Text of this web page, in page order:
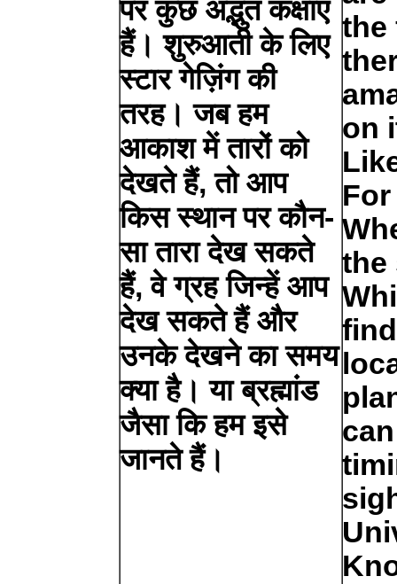
पर कुछ अद्भुत कक्षाएं
हैं। शुरुआती के लिए
स्टार गेज़िंग की
तरह। जब हम
आकाश में तारों को
देखते हैं, तो आप
किस स्थान पर कौन-
सा तारा देख सकते
हैं, वे ग्रह जिन्हें आप
देख सकते हैं और
उनके देखने का समय
क्या है। या ब्रह्मांड
जैसा कि हम इसे
जानते हैं।
the
on
the